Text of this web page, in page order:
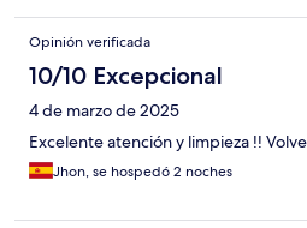
Opinión verificada
10/10 Excepcional
4 de marzo de 2025
Excelente atención y limpieza !!
Jhon, se hospedó 2 noches